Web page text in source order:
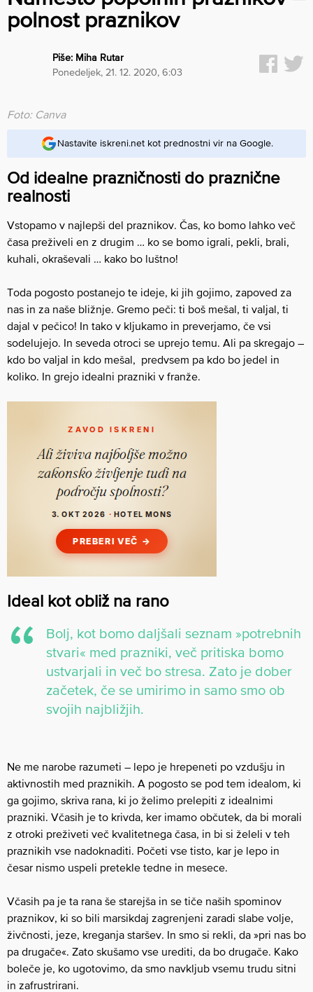
polnost praznikov
Piše: Miha Rutar
ponedeljek, 21. 12. 2020, 6:03
Foto: Canva
Nastavite iskreni.net kot prednostni vir na Google.
Od idealne prazničnosti do praznične
realnosti
Vstopamo v najlepši del praznikov. Čas, ko bomo lahko več
časa preživeli en z drugim … ko se bomo igrali, pekli, brali,
kuhali, okraševali … kako bo luštno!
Toda pogosto postanejo te ideje, ki jih gojimo, zapoved za
nas in za naše bližnje. Gremo peči: ti boš mešal, ti valjal, ti
dajal v pečico! In tako v kljukamo in preverjamo, če vsi
sodelujejo. In seveda otroci se uprejo temu. Ali pa skregajo –
kdo bo valjal in kdo mešal, predvsem pa kdo bo jedel in
koliko. In grejo idealni prazniki v franže.
Ideal kot obliž na rano
Bolj, kot bomo daljšali seznam »potrebnih
stvari« med prazniki, več pritiska bomo
ustvarjali in več bo stresa. Zato je dober
začetek, če se umirimo in samo smo ob
svojih najbližjih.
Ne me narobe razumeti – lepo je hrepeneti po vzdušju in
aktivnostih med praznikih. A pogosto se pod tem idealom, ki
ga gojimo, skriva rana, ki jo želimo prelepiti z idealnimi
prazniki. Včasih je to krivda, ker imamo občutek, da bi morali
z otroki preživeti več kvalitetnega časa, in bi si želeli v teh
praznikih vse nadoknaditi. Početi vse tisto, kar je lepo in
česar nismo uspeli pretekle tedne in mesece.
Včasih pa je ta rana še starejša in se tiče naših spominov
praznikov, ki so bili marsikdaj zagrenjeni zaradi slabe volje,
živčnosti, jeze, kreganja staršev. In smo si rekli, da »pri nas bo
pa drugače«. Zato skušamo vse urediti, da bo drugače. Kako
boleče je, ko ugotovimo, da smo navkljub vsemu trudu sitni
in zafrustrirani.